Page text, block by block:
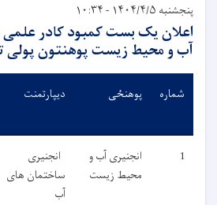
پنجشنبه ۱۴۰۴/۴/۵ - ۱۰:۳۴
اعلان یک بست کمبود کادر
آب و محیط زیست پوهنتون پولی
شماره پوهنځی دیپارتمنت
1
انجنیری آب و
محیط زیست
انجنیری
ساختمان های
آب